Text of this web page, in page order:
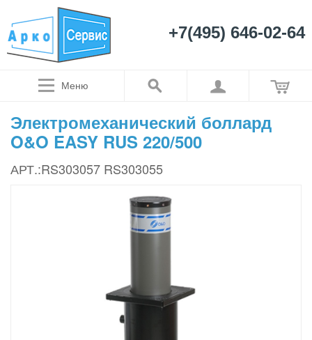
+7(495) 646-02-64
Меню
Электромеханический боллард
O&O EASY RUS 220/500
АРТ.:RS303057 RS303055